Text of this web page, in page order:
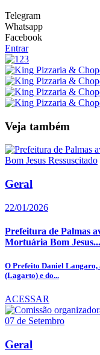
Telegram
Whatsapp
Facebook
Entrar
Veja também
Geral
22/01/2026
Prefeitura de Palmas
Mortuária Bom Jesus...
O Prefeito Daniel Langaro,
(Lagarto) e do...
ACESSAR
Geral